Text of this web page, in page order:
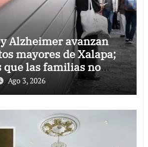
Alzheimer avanzan
mayores de Xalapa;
que las familias no
Ago 3, 2026